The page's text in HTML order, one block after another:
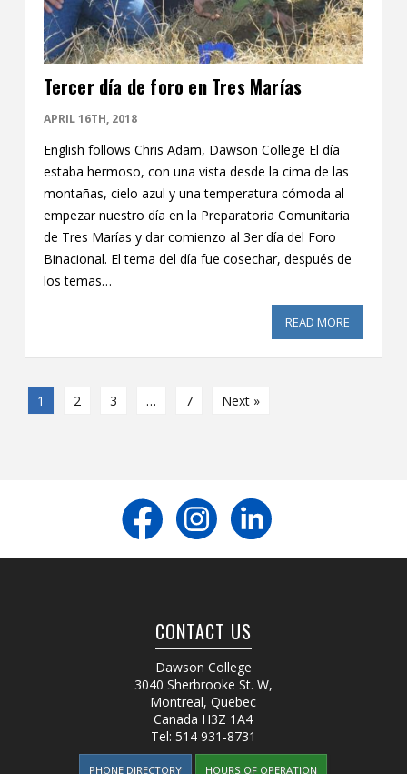
Tercer día de foro en Tres Marías
APRIL 16TH, 2018
English follows Chris Adam, Dawson College El día
estaba hermoso, con una vista desde la cima de las
montañas, cielo azul y una temperatura cómoda al
empezar nuestro día en la Preparatoria Comunitaria
de Tres Marías y dar comienzo al 3er día del Foro
Binacional. El tema del día fue cosechar, después de
los temas…
READ MORE
1 2 3 … 7 Next »
CONTACT US
Dawson College
3040 Sherbrooke St. W,
Montreal, Quebec
Canada H3Z 1A4
Tel: 514 931-8731
PHONE DIRECTORY HOURS OF OPERATION